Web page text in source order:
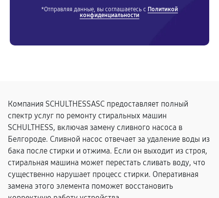
*Отправляя данные, вы соглашаетесь с Политикой
конфиденциальности
Компания SCHULTHESSASC предоставляет полный
спектр услуг по ремонту стиральных машин
SCHULTHESS, включая замену сливного насоса в
Белгороде. Сливной насос отвечает за удаление воды из
бака после стирки и отжима. Если он выходит из строя,
стиральная машина может перестать сливать воду, что
существенно нарушает процесс стирки. Оперативная
замена этого элемента поможет восстановить